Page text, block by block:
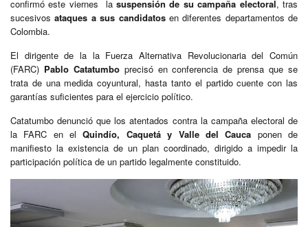
confirmó este viernes la suspensión de su campaña electoral, tras
sucesivosataques a sus candidatosen diferentes departamentos de
Colombia.
El dirigente de la la Fuerza Alternativa Revolucionaria del Común
(FARC) Pablo Catatumboprecisó en conferencia de prensa que se
trata de una medida coyuntural, hasta tanto el partido cuente con las
garantías suficientes para el ejercicio político.
Catatumbo denunció que los atentados contra la campaña electoral de
la FARC en elQuindío, Caquetá y Valle del Cauca ponen de
manifiesto la existencia de un plan coordinado, dirigido a impedir la
participación política de un partido legalmente constituido.